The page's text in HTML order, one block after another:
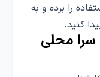
را برده و به
کنید.
محلی